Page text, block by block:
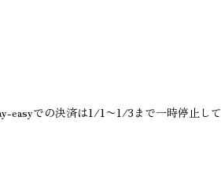
easyでの決済は1/1〜1/3まで一時停止して